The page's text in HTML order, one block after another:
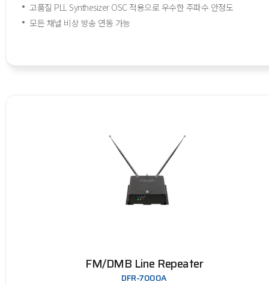
고품질 PLL Synthesizer OSC 적용으로 우수한 주파수 안정도
모든 채널 비상 방송 연동 가능
FM/DMB Line Repeater
DFR-7000A